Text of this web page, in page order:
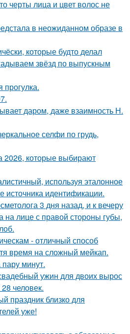
Стрижки для девушек
Стрижки для круглого
лица
Стрижки для 35-40-
Стрижки с фигурными
черты лица и цвет волос не
в неожиданном образе в
которые будто делал
звёзд по выпускным
даром, даже взаимность Н.
селфи по грудь,
2026, которые выбирают
используя эталонное
источника идентификации.
3 дня назад, и к вечеру
на лице с правой стороны губы,
- отличный способ
время на сложный мейкап.
минут.
ужин для двоих вырос
человек.
праздник близко для
уже!